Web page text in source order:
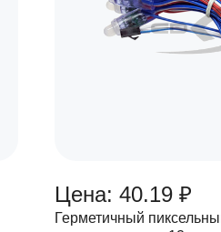
Цена: 40.19 ₽
Герметичный